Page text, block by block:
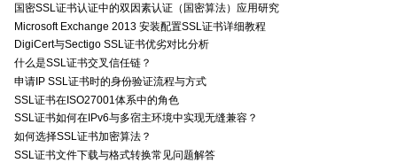
国密SSL证书认证中的双因素认证（国密算法）应用研究
Microsoft Exchange 2013 安装配置SSL证书详细教程
DigiCert与Sectigo SSL证书优劣对比分析
什么是SSL证书交叉信任链？
申请IP SSL证书时的身份验证流程与方式
SSL证书在ISO27001体系中的角色
SSL证书如何在IPv6与多宿主环境中实现无缝兼容？
如何选择SSL证书加密算法？
SSL证书文件下载与格式转换常见问题解答